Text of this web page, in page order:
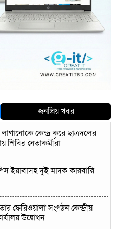
জনপ্রিয় খবর
কেন্দ্র করে ছাত্রদলের
শিবির নেতাকর্মীরা
ইয়াবাসহ দুই মাদক কারবারি
ফেরিওয়ালা সংগঠন কেন্দ্রীয়
উদ্বোধন